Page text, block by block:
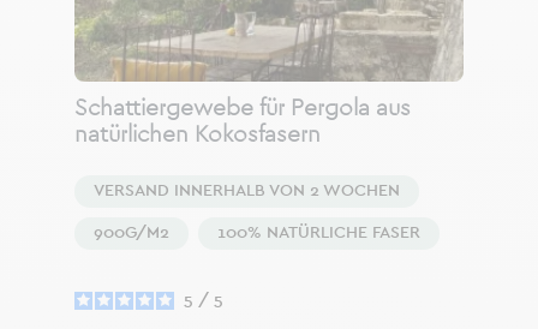
Schattiergewebe für Pergola aus
natürlichen Kokosfasern
VERSAND INNERHALB VON 2 WOCHEN
900G/M2 100% NATÜRLICHE FASER
5 / 5